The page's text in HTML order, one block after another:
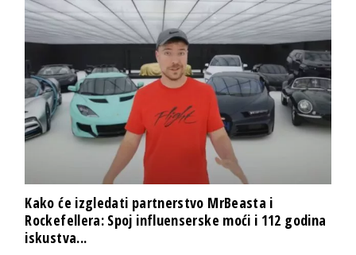
Kako će izgledati partnerstvo MrBeasta i
Rockefellera: Spoj influenserske moći i 112 godina
iskustva...